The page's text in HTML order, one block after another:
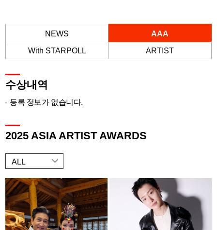
NEWS AAA
With STARPOLL ARTIST
수상내역
등록 정보가 없습니다.
2025 ASIA ARTIST AWARDS
ALL